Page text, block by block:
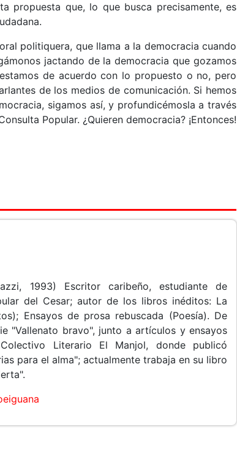
propuesta que, lo que busca precisamente, es
politiquera, que llama a la democracia cuando
jactando de la democracia que gozamos
de acuerdo con lo propuesto o no, pero
de los medios de comunicación. Si hemos
sigamos así, y profundicémosla a través
Popular. ¿Quieren democracia? ¡Entonces!
1993) Escritor caribeño, estudiante de
del Cesar; autor de los libros inéditos: La
Ensayos de prosa rebuscada (Poesía). De
"Vallenato bravo", junto a artículos y ensayos
Literario El Manjol, donde publicó
para el alma"; actualmente trabaja en su libro